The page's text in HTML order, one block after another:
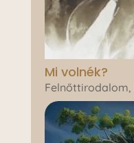
Mi volnék?
Felnőttirodalom,